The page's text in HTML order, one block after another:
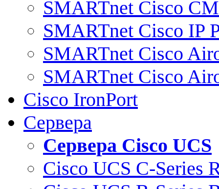
SMARTnet Cisco
SMARTnet Cisco IP
SMARTnet Cisco
SMARTnet Cisco
Cisco IronPort
Сервера
Сервера Cisco UCS
Cisco UCS C-Series